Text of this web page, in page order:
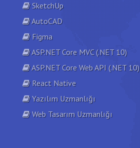
SketchUp
AutoCAD
Figma
ASP.NET Core MVC (.NET 10)
ASP.NET Core Web API (.NET 10)
React Native
Yazılım Uzmanlığı
Web Tasarım Uzmanlığı